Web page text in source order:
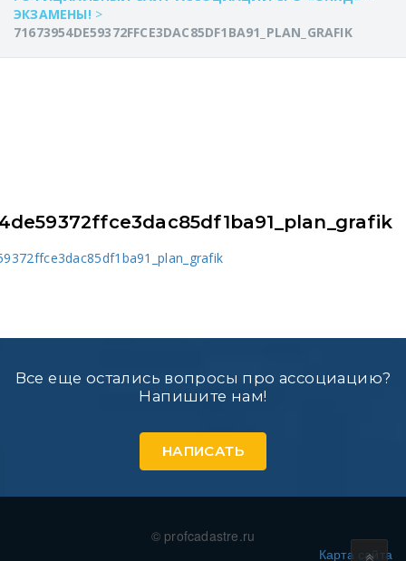
ЭКЗАМЕНЫ! >
71673954DE59372FFCE3DAC85DF1BA91_PLAN_GRAFIK
Все еще остались вопросы про ассоциацию?
Напишите нам!
НАПИСАТЬ
© profcadastre.ru
Карта сайта